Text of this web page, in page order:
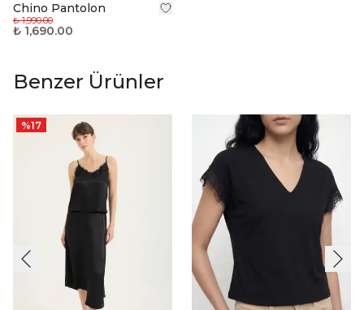
Chino Pantolon
₺ 1,990.00
₺ 1,690.00
Benzer Ürünler
%17